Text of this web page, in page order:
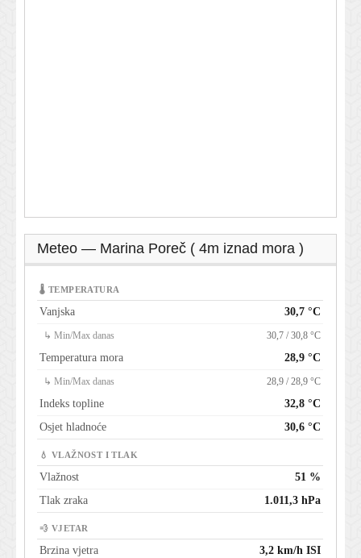
Meteo — Marina Poreč ( 4m iznad mora )
🌡 TEMPERATURA
Vanjska 30,7 °C
↳ Min/Max danas 30,7 / 30,8 °C
Temperatura mora 28,9 °C
↳ Min/Max danas 28,9 / 28,9 °C
Indeks topline
32,8 °C
Osjet hladnoće
30,6 °C
💧 VLAŽNOST I TLAK
Vlažnost
51 %
Tlak zraka
1.011,3 hPa
💨 VJETAR
Brzina vjetra
3,2 km/h ISI